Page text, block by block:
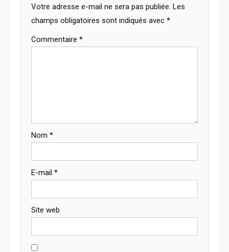
Votre adresse e-mail ne sera pas publiée. Les
champs obligatoires sont indiqués avec *
Commentaire *
Nom *
E-mail *
Site web